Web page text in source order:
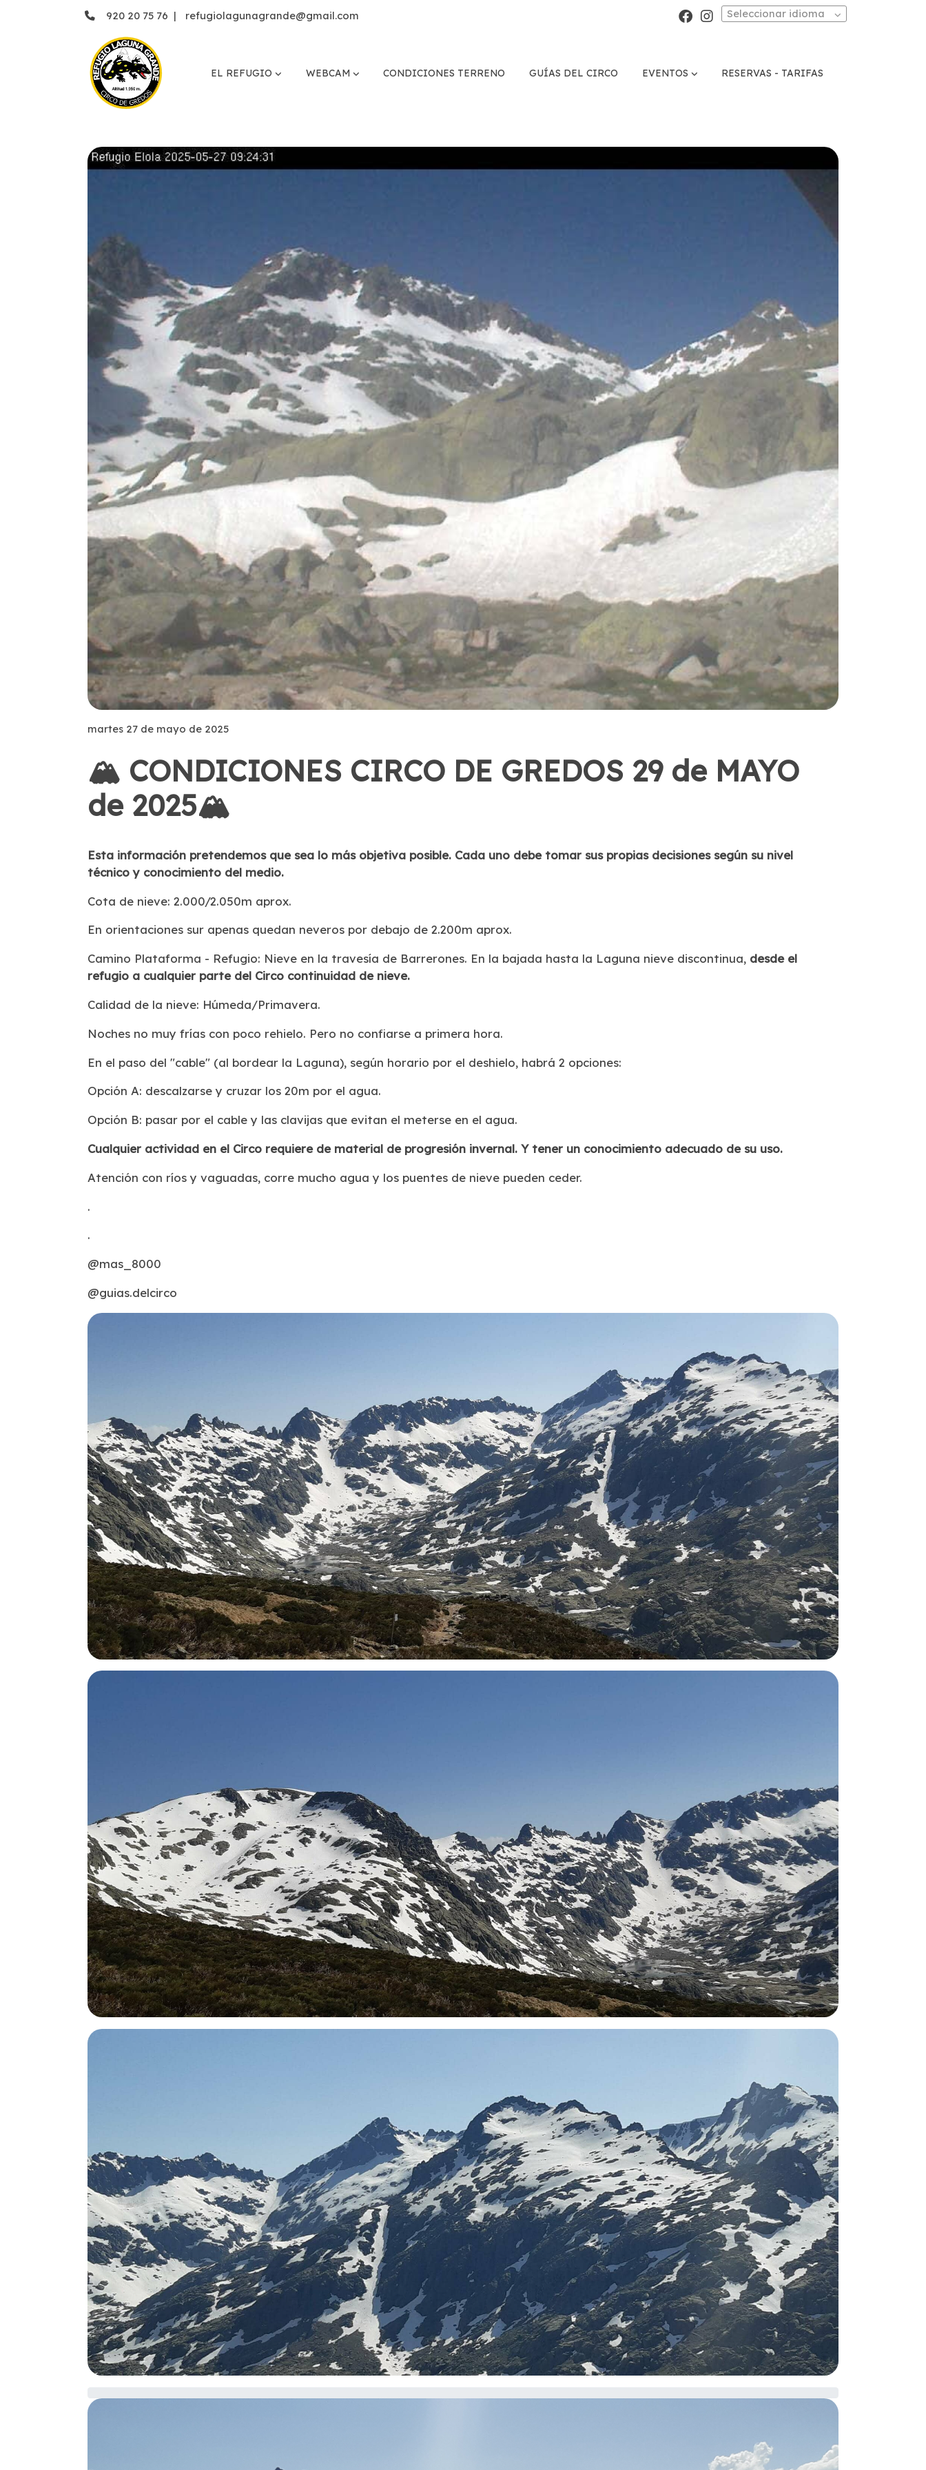
920 20 75 76 | refugiolagunagrande@gmail.com Seleccionar idioma
EL REFUGIO WEBCAM CONDICIONES TERRENO GUÍAS DEL CIRCO EVENTOS RESERVAS - TARIFAS
martes 27 de mayo de 2025
🏔 CONDICIONES CIRCO DE GREDOS 29 de MAYO
de 2025🏔
Esta información pretendemos que sea lo más objetiva posible. Cada uno debe tomar sus propias decisiones según su nivel
técnico y conocimiento del medio.
Cota de nieve: 2.000/2.050m aprox.
En orientaciones sur apenas quedan neveros por debajo de 2.200m aprox.
Camino Plataforma - Refugio: Nieve en la travesía de Barrerones. En la bajada hasta la Laguna nieve discontinua, desde el
refugio a cualquier parte del Circo continuidad de nieve.
Calidad de la nieve: Húmeda/Primavera.
Noches no muy frías con poco rehielo. Pero no confiarse a primera hora.
En el paso del "cable" (al bordear la Laguna), según horario por el deshielo, habrá 2 opciones:
Opción A: descalzarse y cruzar los 20m por el agua.
Opción B: pasar por el cable y las clavijas que evitan el meterse en el agua.
Cualquier actividad en el Circo requiere de material de progresión invernal. Y tener un conocimiento adecuado de su uso.
Atención con ríos y vaguadas, corre mucho agua y los puentes de nieve pueden ceder.
.
.
@mas_8000
@guias.delcirco